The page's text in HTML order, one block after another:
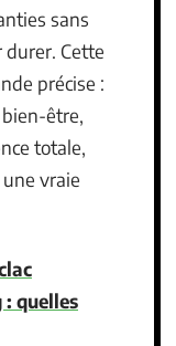
sans
Cette
précise :
être,
totale,
vraie
: quelles